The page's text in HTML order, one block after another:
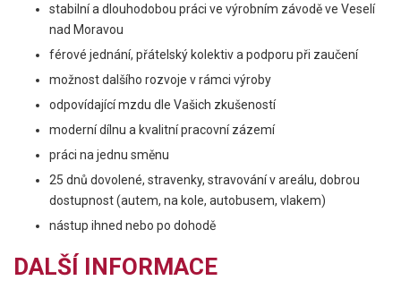
stabilní a dlouhodobou práci ve výrobním závodě ve Veselí
nad Moravou
férové jednání, přátelský kolektiv a podporu při zaučení
možnost dalšího rozvoje v rámci výroby
odpovídající mzdu dle Vašich zkušeností
moderní dílnu a kvalitní pracovní zázemí
práci na jednu směnu
25 dnů dovolené, stravenky, stravování v areálu, dobrou
dostupnost (autem, na kole, autobusem, vlakem)
nástup ihned nebo po dohodě
DALŠÍ INFORMACE